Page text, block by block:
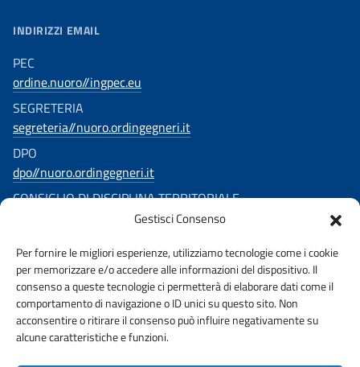
Gestisci Consenso
Per fornire le migliori esperienze, utilizziamo tecnologie come i cookie
per memorizzare e/o accedere alle informazioni del dispositivo. Il
consenso a queste tecnologie ci permetterà di elaborare dati come il
comportamento di navigazione o ID unici su questo sito. Non
acconsentire o ritirare il consenso può influire negativamente su
alcune caratteristiche e funzioni.
INDIRIZZI EMAIL
PEC
ordine.nuoro//ingpec.eu
SEGRETERIA
segreteria//nuoro.ordingegneri.it
DPO
dpo//nuoro.ordingegneri.it
CONSIGLIO DI DISCIPLINA TERRITORIALE
consigliodisciplina.ingegnerinuoro//ingpec.eu
SEGUICI SU